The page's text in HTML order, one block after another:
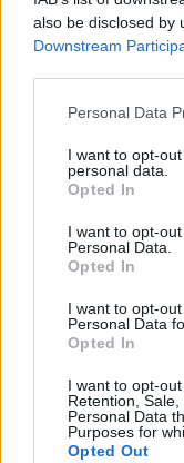
also be disclosed by
Downstream
Personal Data
I want to opt-
personal data.
Opted In
I want to opt-
Personal Data.
Opted In
I want to opt-
Personal Data
Opted In
I want to opt-
Retention,
Personal Data
Purposes for
Opted Out
9 mai 2024
Laisser un
Votre adresse e-mail
COMMENTAIRE*